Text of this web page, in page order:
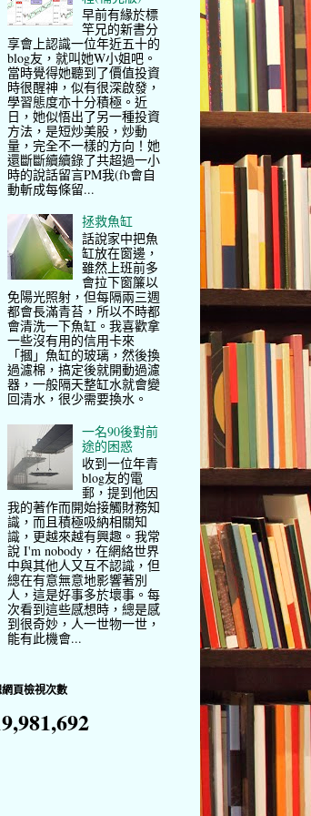
早前有緣於標
竿兄的新書分
享會上認識一位年近五十的
blog友，就叫她W小姐吧。
當時覺得她聽到了價值投資
時很醒神，似有很深啟發，
學習態度亦十分積極。近
日，她似悟出了另一種投資
方法，是短炒美股，炒動
量，完全不一樣的方向！她
還斷斷續續錄了共超過一小
時的說話留言PM我(fb會自
動斬成每條留...
拯救魚缸
話說家中把魚
缸放在窗邊，
雖然上班前多
會拉下窗簾以
免陽光照射，但每隔兩三週
都會長滿青苔，所以不時都
會清洗一下魚缸。我喜歡拿
一些沒有用的信用卡來
「摑」魚缸的玻璃，然後換
過濾棉，搞定後就開動過濾
器，一般隔天整缸水就會變
回清水，很少需要換水。
一名90後對前
途的困惑
收到一位年青
blog友的電
郵，提到他因
我的著作而開始接觸財務知
識，而且積極吸納相關知
識，更越來越有興趣。我常
說 I'm nobody，在網絡世界
中與其他人又互不認識，但
總在有意無意地影響著別
人，這是好事多於壞事。每
次看到這些感想時，總是感
到很奇妙，人一世物一世，
能有此機會...
頁檢視次數